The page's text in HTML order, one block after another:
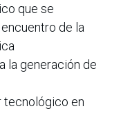
que se
de la
la generación de
tecnológico en